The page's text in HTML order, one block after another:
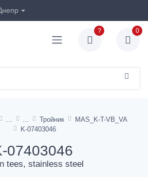
? 0
Тройник
MAS_K-T-VB_VA
K-07403046
07403046
tees, stainless steel